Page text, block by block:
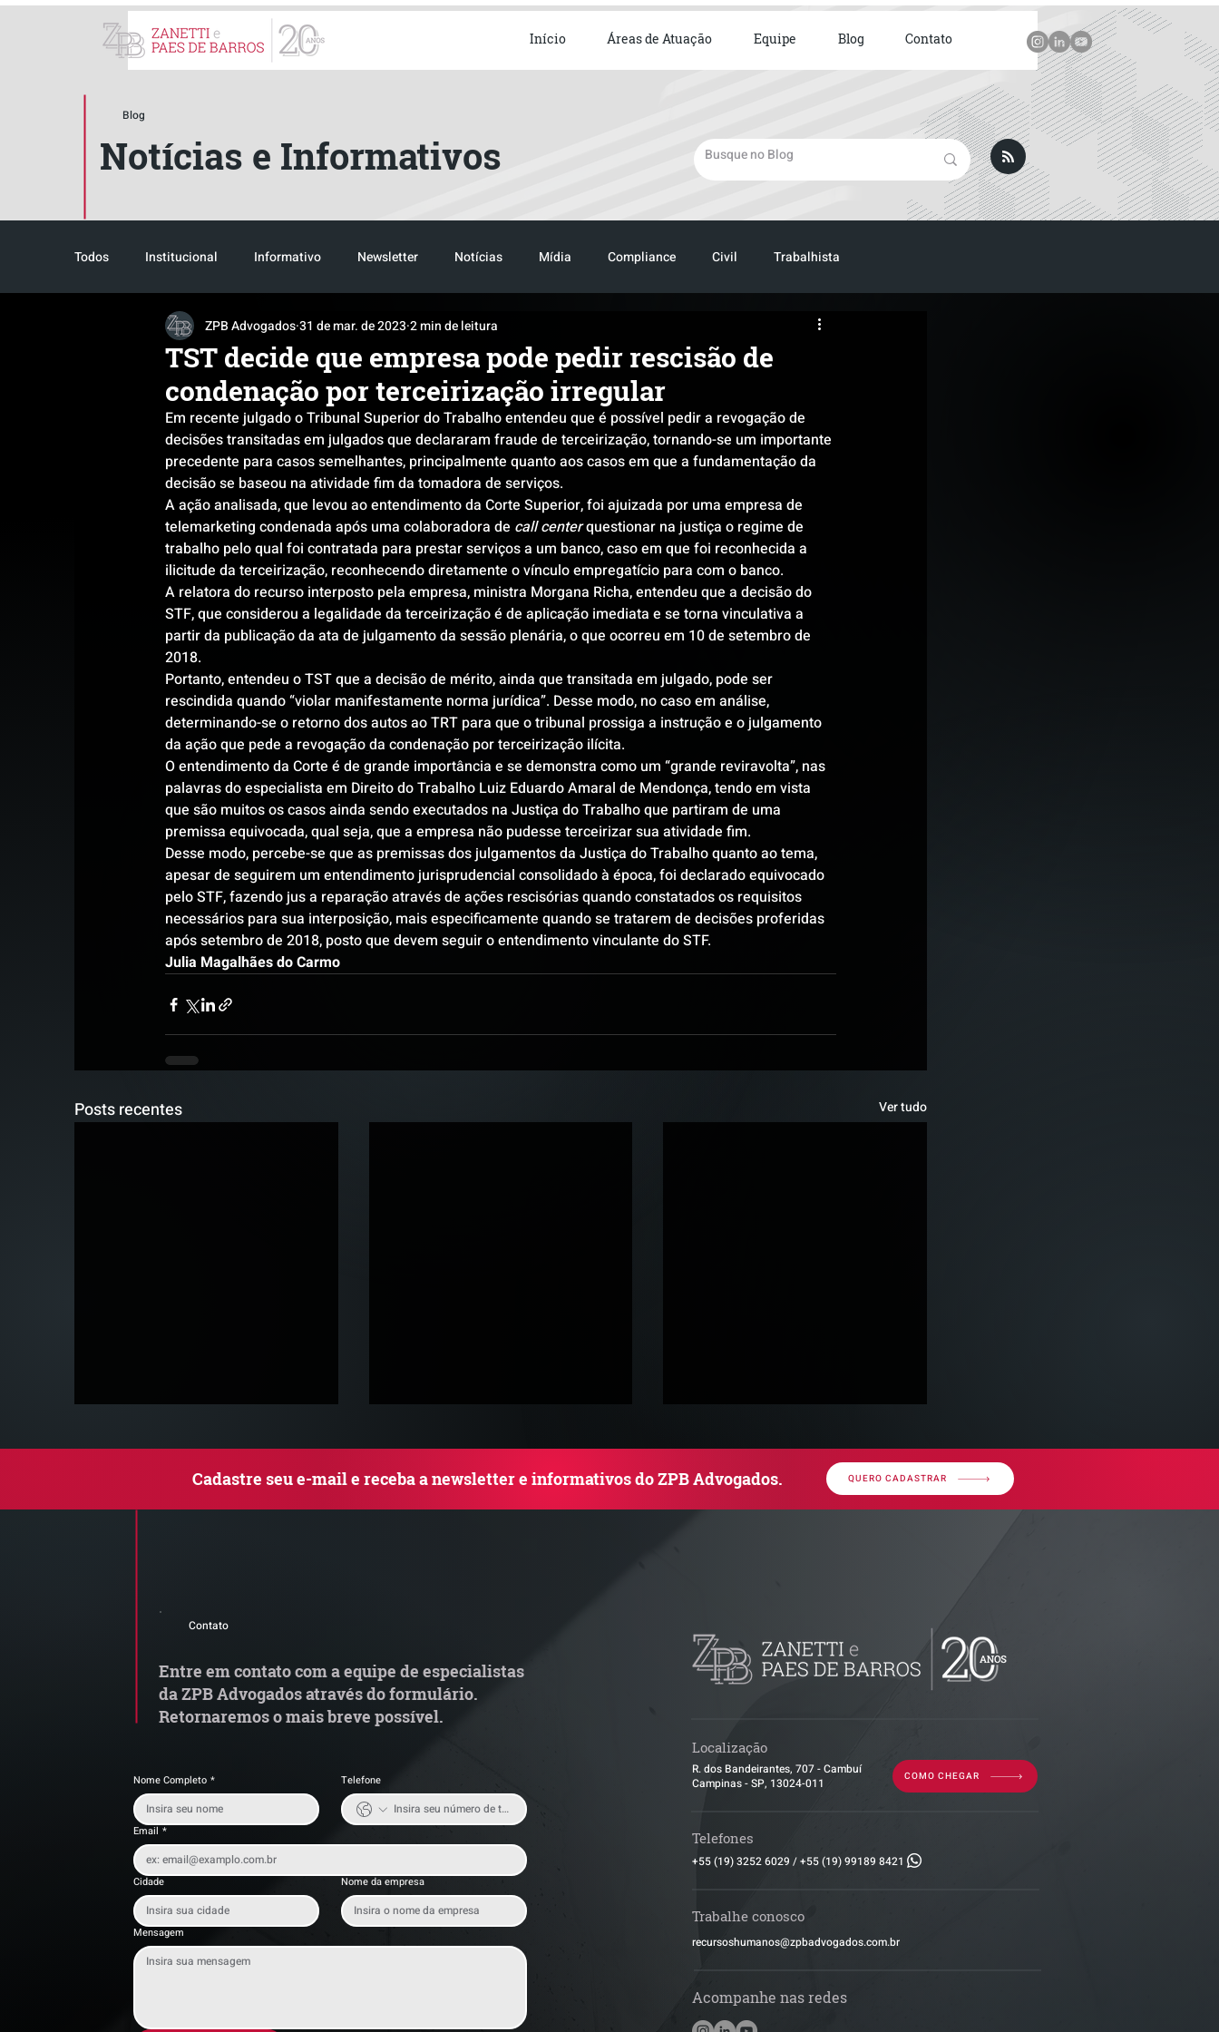
Início Áreas de Atuação Equipe Blog Contato
Blog
Notícias e Informativos
Todos Institucional Informativo Newsletter Notícias Mídia Compliance Civil Trabalhista
Reconhecimento Tributário Pós-evento
TST decide que empresa pode pedir rescisão de
condenação por terceirização irregular
ZPB Advogados31 de mar. de 2023 2 min de leitura
Em recente julgado o Tribunal Superior do Trabalho entendeu que é possível pedir a revogação de
decisões transitadas em julgados que declararam fraude de terceirização, tornando-se um importante
precedente para casos semelhantes, principalmente quanto aos casos em que a fundamentação da
decisão se baseou na atividade fim da tomadora de serviços.
A ação analisada, que levou ao entendimento da Corte Superior, foi ajuizada por uma empresa de
telemarketing condenada após uma colaboradora de call center questionar na justiça o regime de
trabalho pelo qual foi contratada para prestar serviços a um banco, caso em que foi reconhecida a
ilicitude da terceirização, reconhecendo diretamente o vínculo empregatício para com o banco.
A relatora do recurso interposto pela empresa, ministra Morgana Richa, entendeu que a decisão do
STF, que considerou a legalidade da terceirização é de aplicação imediata e se torna vinculativa a
partir da publicação da ata de julgamento da sessão plenária, o que ocorreu em 10 de setembro de
2018.
Portanto, entendeu o TST que a decisão de mérito, ainda que transitada em julgado, pode ser
rescindida quando “violar manifestamente norma jurídica”. Desse modo, no caso em análise,
determinando-se o retorno dos autos ao TRT para que o tribunal prossiga a instrução e o julgamento
da ação que pede a revogação da condenação por terceirização ilícita.
O entendimento da Corte é de grande importância e se demonstra como um “grande reviravolta”, nas
palavras do especialista em Direito do Trabalho Luiz Eduardo Amaral de Mendonça, tendo em vista
que são muitos os casos ainda sendo executados na Justiça do Trabalho que partiram de uma
premissa equivocada, qual seja, que a empresa não pudesse terceirizar sua atividade fim.
Desse modo, percebe-se que as premissas dos julgamentos da Justiça do Trabalho quanto ao tema,
apesar de seguirem um entendimento jurisprudencial consolidado à época, foi declarado equivocado
pelo STF, fazendo jus a reparação através de ações rescisórias quando constatados os requisitos
necessários para sua interposição, mais especificamente quando se tratarem de decisões proferidas
após setembro de 2018, posto que devem seguir o entendimento vinculante do STF.
Julia Magalhães do Carmo
Posts recentes Ver tudo
Alerta de Tentativa de
de ITBI na integralização de
capital social não é
condicionada à atividade da
Cadastre seu e-mail e receba a newsletter e informativos do ZPB Advogados. QUERO CADASTRAR
Contato
Entre em contato com a equipe de especialistas
da ZPB Advogados através do formulário.
Retornaremos o mais breve possível.
Nome Completo * Telefone
Email *
Cidade Nome da empresa
Mensagem
Localização
R. dos Bandeirantes, 707 - Cambuí
Campinas - SP, 13024-011
COMO CHEGAR
Telefones
+55 (19) 3252 6029 /+55 (19) 99189 8421
Trabalhe conosco
​recursoshumanos@zpbadvogados.com.br
Acompanhe nas redes